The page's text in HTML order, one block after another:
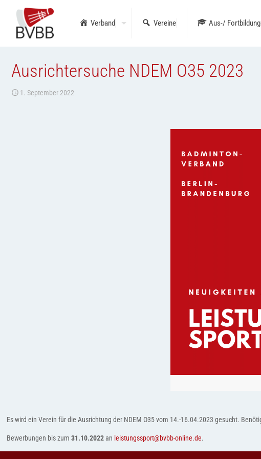
Verband Vereine Aus-/
Ausrichtersuche NDEM O35 2023
1. September 2022
Es wird ein Verein für die Ausrichtung der NDEM O35 vom 14.-16.04.2023 gesucht.
Bewerbungen bis zum31.10.2022an leistungssport@bvbb-online.de.